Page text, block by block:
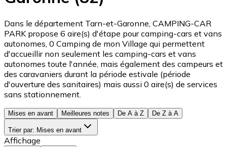
Dans le département Tarn-et-Garonne, CAMPING-CAR
PARK propose 6 aire(s) d'étape pour camping-cars et vans
autonomes, 0 Camping de mon Village qui permettent
d'accueillir non seulement les camping-cars et vans
autonomes toute l'année, mais également des campeurs et
des caravaniers durant la période estivale (période
d'ouverture des sanitaires) mais aussi 0 aire(s) de services
sans stationnement.
Mises en avant Meilleures notes De A à Z De Z à A
Trier par: Mises en avant
Affichage